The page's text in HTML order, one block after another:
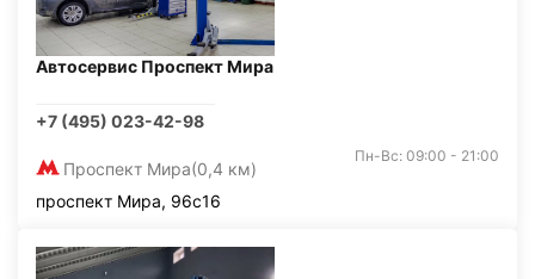
Автосервис Проспект Мира
+7 (495) 023-42-98
Проспект Мира(0,4 км)
Пн-Вс: 09:00 - 21:00
проспект Мира, 96с16